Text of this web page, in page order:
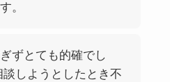
。
ずとても的確でし
談しようとしたとき不